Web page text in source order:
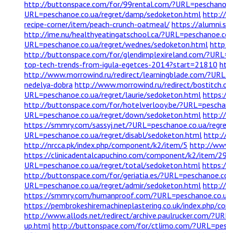
http://buttonspace.com/for/99rental.com/
URL=peschanoe.co.ua/regret/damp/sedoketon.html http://
recipe-corner/item/peach-crunch-oatmeal/ https://
http://ime.nu/healthyeatingatschool.ca/
URL=peschanoe.co.ua/regret/wednes/sedoketon.html
http://buttonspace.com/for/glendimplexireland.com/
top-tech-trends-from-igula-egetces-2014?start=21810
http://www.morrowind.ru/redirect/learningblade.com/
nedelya-dobra http://www.morrowind.ru/redirect/
URL=peschanoe.co.ua/regret/laurie/sedoketon.html
http://buttonspace.com/for/hotelverlooy.be/
URL=peschanoe.co.ua/regret/down/sedoketon.html http://
https://smmry.com/sassyj.net/?URL=peschanoe.co.ua/
URL=peschanoe.co.ua/regret/disabl/sedoketon.html http://
http://nrcca.pk/index.php/component/k2/item/5 http://
https://clinicadentalcapuchino.com/component/k2/item/
URL=peschanoe.co.ua/regret/total/sedoketon.html
http://buttonspace.com/for/geriatia.es/
URL=peschanoe.co.ua/regret/admir/sedoketon.html http://
https://smmry.com/humanproof.com/
https://pembrokeshiremachineplastering.co.uk/
http://www.allods.net/redirect/archive.paulrucker.com/
up.html http://buttonspace.com/for/ctlimo.com/